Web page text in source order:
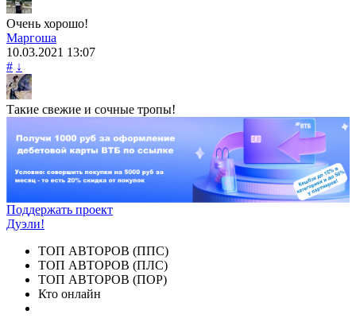
Очень хорошо!
Маргоша
10.03.2021 13:07
# ↓
Такие свежие и сочные тропы!
Поддержать проект
Дуэли!
ТОП АВТОРОВ (ППС)
ТОП АВТОРОВ (ПЛС)
ТОП АВТОРОВ (ПОР)
Кто онлайн